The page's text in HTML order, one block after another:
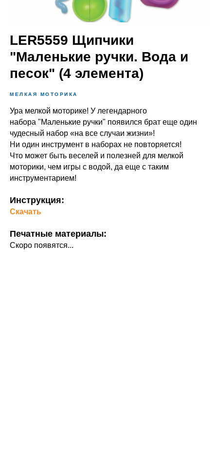
LER5559 Щипчики
"Маленькие ручки. Вода и
песок" (4 элемента)
МЕЛКАЯ МОТОРИКА
Ура мелкой моторике! У легендарного
набора "Маленькие ручки" появился брат еще один
чудесный набор «на все случаи жизни»!
Ни один инструмент в наборах не повторяется!
Что может быть веселей и полезней для мелкой
моторики, чем игры с водой, да еще с таким
инструментарием!
Инструкция:
Скачать
Печатные материалы:
Скоро появятся...